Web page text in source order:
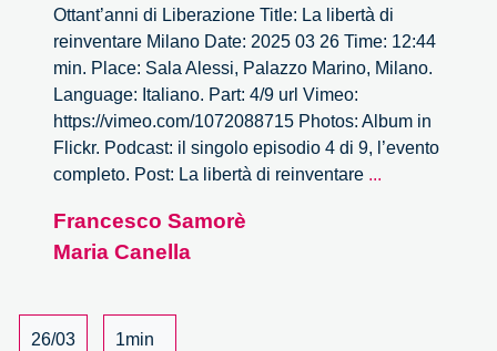
Ottant’anni di Liberazione Title: La libertà di
reinventare Milano Date: 2025 03 26 Time: 12:44
min. Place: Sala Alessi, Palazzo Marino, Milano.
Language: Italiano. Part: 4/9 url Vimeo:
https://vimeo.com/1072088715 Photos: Album in
Flickr. Podcast: il singolo episodio 4 di 9, l’evento
completo. Post: La libertà di reinventare ...
Francesco Samorè
Maria Canella
26/03
1min